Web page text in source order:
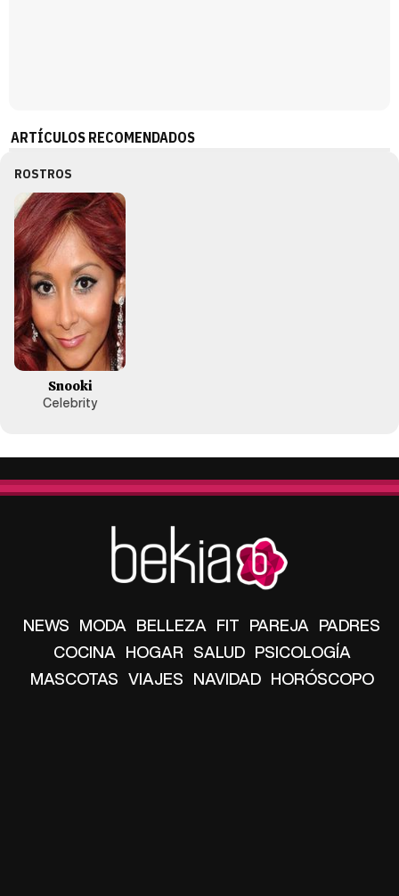
ARTÍCULOS RECOMENDADOS
ROSTROS
Snooki
Celebrity
NEWS MODA BELLEZA FIT PAREJA PADRES
COCINA HOGAR SALUD PSICOLOGÍA
MASCOTAS VIAJES NAVIDAD HORÓSCOPO